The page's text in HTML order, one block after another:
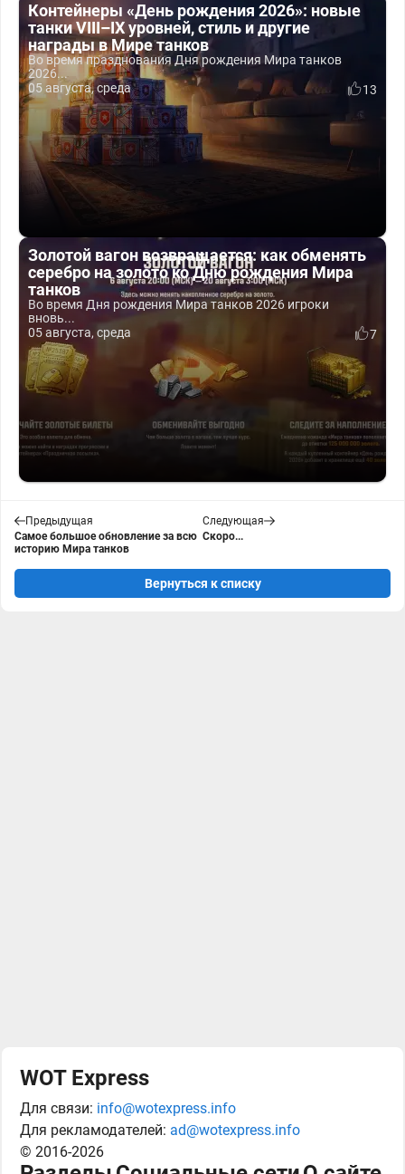
Контейнеры «День рождения 2026»: новые
танки VIII–IX уровней, стиль и другие
награды в Мире танков
Во время празднования Дня рождения Мира танков
2026...
05 августа, среда
13
Золотой вагон возвращается: как обменять
серебро на золото ко Дню рождения Мира
танков
Во время Дня рождения Мира танков 2026 игроки
вновь...
05 августа, среда
7
Предыдущая
Самое большое обновление за всю
историю Мира танков
Следующая
Скоро...
Вернуться к списку
WOT Express
Для связи: info@wotexpress.info
Для рекламодателей: ad@wotexpress.info
© 2016-2026